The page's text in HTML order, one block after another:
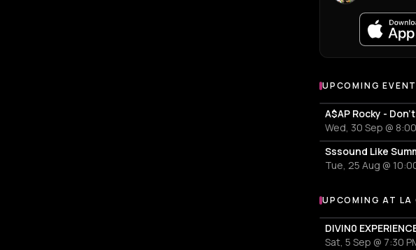
UPCOMING
Wed, 30 Sep @
Sssound Like
Tue, 25 Aug @
More events at La
UPCOMING AT LA
Sat, 5 Sep @ 7:30